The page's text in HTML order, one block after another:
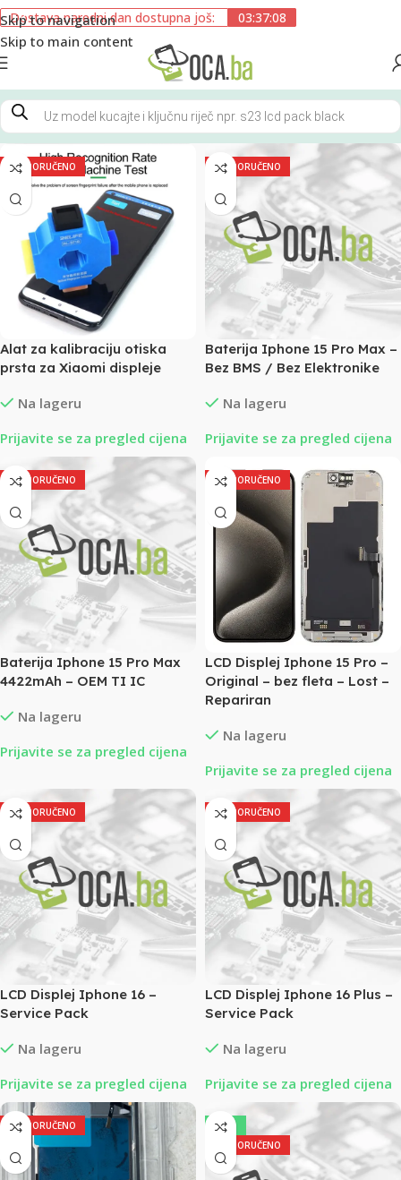
Skip to navigation
Skip to main content
PREPORUČENO
Alat za kalibraciju otiska
prsta za Xiaomi displeje
Na lageru
Prijavite se za pregled cijena
PREPORUČENO
Baterija Iphone 15 Pro Max –
Bez BMS / Bez Elektronike
Na lageru
Prijavite se za pregled cijena
PREPORUČENO
Baterija Iphone 15 Pro Max
4422mAh – OEM TI IC
Na lageru
Prijavite se za pregled cijena
PREPORUČENO
LCD Displej Iphone 15 Pro –
Original – bez fleta – Lost –
Repariran
Na lageru
Prijavite se za pregled cijena
PREPORUČENO
LCD Displej Iphone 16 –
Service Pack
Na lageru
Prijavite se za pregled cijena
PREPORUČENO
LCD Displej Iphone 16 Plus –
Service Pack
Na lageru
Prijavite se za pregled cijena
PREPORUČENO
-13%
PREPORUČENO
Dostava naredni dan dostupna još: 03:37:07